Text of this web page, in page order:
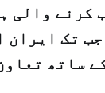
کرنے والی
تک ایران